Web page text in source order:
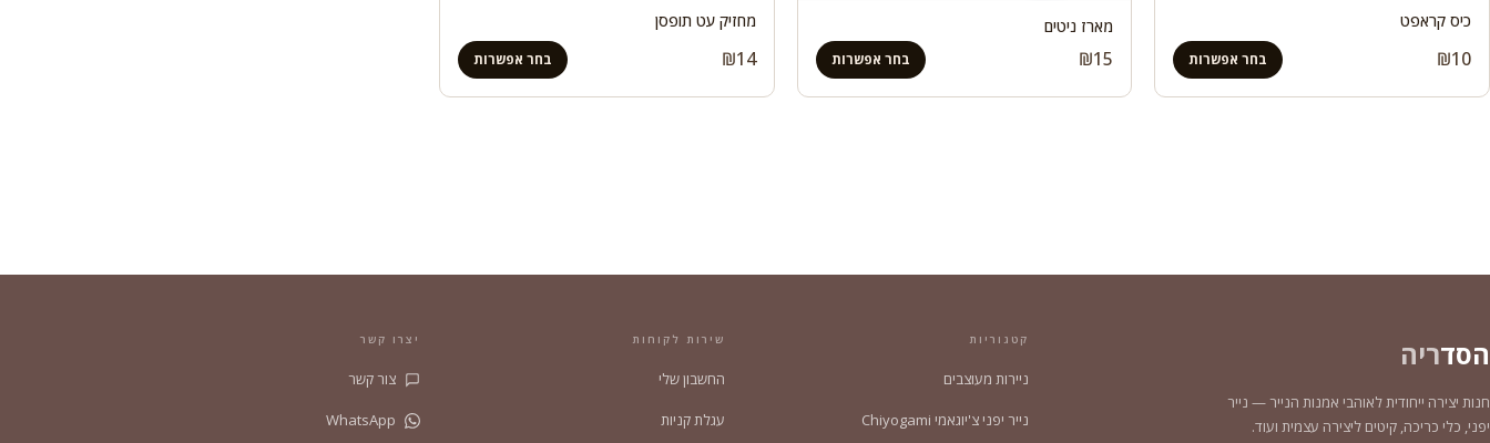
כיס קראפט
₪10 בחר אפשרות
מארז ניטים
₪15 בחר אפשרות
מחזיק עט תופסן
₪14 בחר אפשרות
הסדריה
חנות יצירה ייחודית לאוהבי אמנות הנייר — נייר
יפני, כלי כריכה, קיטים ליצירה עצמית ועוד.
קטגוריות
ניירות מעוצבים
נייר יפני צ'יוגאמי Chiyogami
שירות לקוחות
החשבון שלי
עגלת קניות
יצרו קשר
צור קשר